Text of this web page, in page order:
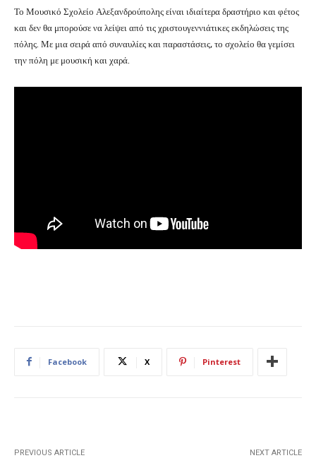
Το Μουσικό Σχολείο Αλεξανδρούπολης είναι ιδιαίτερα δραστήριο και φέτος
και δεν θα μπορούσε να λείψει από τις χριστουγεννιάτικες εκδηλώσεις της
πόλης. Με μια σειρά από συναυλίες και παραστάσεις, το σχολείο θα γεμίσει
την πόλη με μουσική και χαρά.
Facebook X Pinterest
PREVIOUS ARTICLE NEXT ARTICLE